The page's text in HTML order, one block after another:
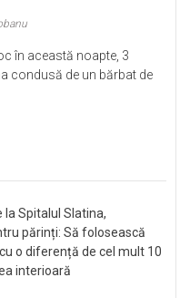
în această noapte, 3
condusă de un bărbat de
la Spitalul Slatina,
părinți: Să folosească
o diferență de cel mult 10
interioară